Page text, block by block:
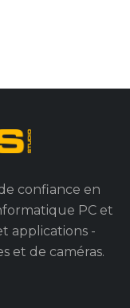
confiance en
PC et
applications -
et de caméras.